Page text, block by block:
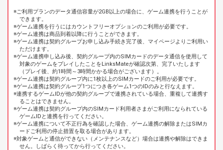
ご利用プランのデータ通信容量が2GB以上の場合に、ゲーム連携を行うことが
できます。
ゲーム連携を行うにはカウントフリーオプションのご利用が必要です。
ゲーム連携は商品到着以降に行うことができます。
ゲーム連携は契約グループお申し込み手続き完了後、マイページよりご利用い
ただけます。
ゲーム連携申し込み後、契約グループ内のSIMカードのデータ通信を使用して
対象のゲームをプレイしたことをLinksMateが確認次第、完了いたします
（プレイ後、約1時間～3時間かかる場合がございます）。
ゲーム連携は契約グループ内に1枚以上のSIMカードのご利用が必要です。
ゲーム連携は契約グループ1つにつき各ゲーム1つのIDのみと行なえます。
連携するゲームIDが他の契約グループで連携されている場合、重複して連携す
ることはできません。
ゲーム連携は契約グループ内のSIMカード利用者さまがご利用になられている
ゲームIDと連携を行ってください。
ゲーム連携について不正行為を確認した場合、ゲーム連携の解除またはSIMカ
ードご利用の停止措置を取る場合があります。
対象ゲームと通信ができない（メンテナンスなど）場合は連携や解除はできま
せん。しばらく待ってから行ってください。